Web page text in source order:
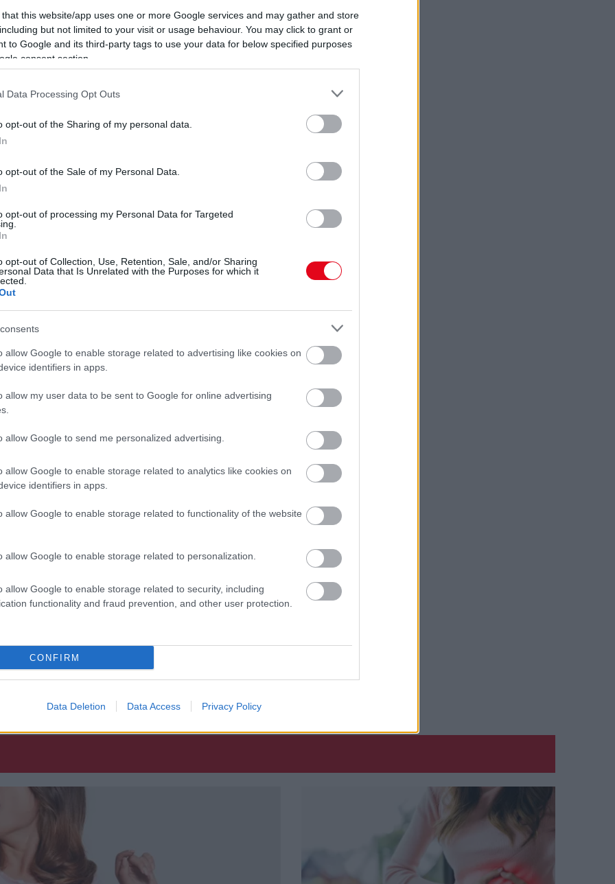
that this website/app uses one or more Google services and may gather and store
but not limited to your visit or usage behaviour. You may click to grant or
to Google and its third-party tags to use your data for below specified purposes
consent section.
Data Processing Opt Outs
opt-out of the Sharing of my personal data.
opt-out of the Sale of my Personal Data.
opt-out of processing my Personal Data for Targeted
opt-out of Collection, Use, Retention, Sale, and/or Sharing
Data that Is Unrelated with the Purposes for which it
allow Google to enable storage related to advertising like cookies on
identifiers in apps.
allow my user data to be sent to Google for online advertising
allow Google to send me personalized advertising.
allow Google to enable storage related to analytics like cookies on
identifiers in apps.
allow Google to enable storage related to functionality of the website
allow Google to enable storage related to personalization.
allow Google to enable storage related to security, including
functionality and fraud prevention, and other user protection.
CONFIRM
Data Deletion Data Access Privacy Policy
legújabb videóblogja kapcsán:
el kellett utaznia hat napra. Az énekesnő úgy
várta őt haza!
utána képe! Hat nap
FOGYÁS